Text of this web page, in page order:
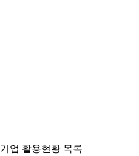
기업 활용현황 목록